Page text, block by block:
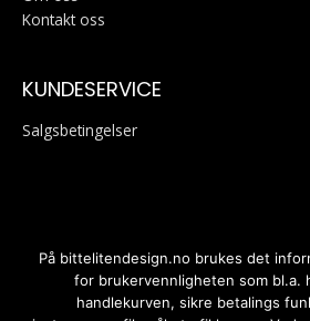
Kontakt oss
KUNDESERVICE
Salgsbetingelser
På bittelitendesign.no brukes det
for brukervennligheten som bl.a.
handlekurven, sikre betalings